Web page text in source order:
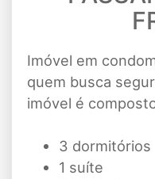
Imóvel em
quem busca
imóvel é
3 dormitórios
1 suíte